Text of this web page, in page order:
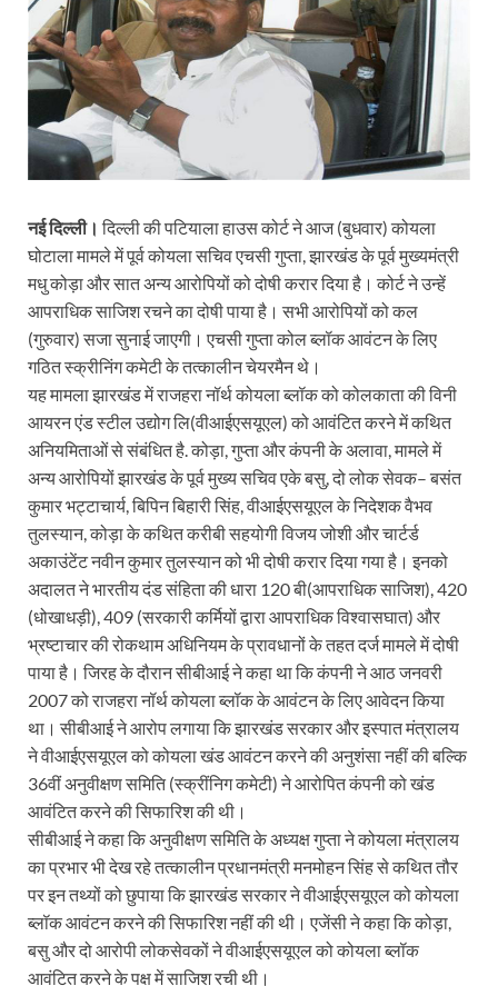
नई दिल्ली। दिल्ली की पटियाला हाउस कोर्ट ने आज (बुधवार) कोयला
घोटाला मामले में पूर्व कोयला सचिव एचसी गुप्ता, झारखंड के पूर्व मुख्यमंत्री
मधु कोड़ा और सात अन्य आरोपियों को दोषी करार दिया है। कोर्ट ने उन्हें
आपराधिक साजिश रचने का दोषी पाया है। सभी आरोपियों को कल
(गुरुवार) सजा सुनाई जाएगी। एचसी गुप्ता कोल ब्लॉक आवंटन के लिए
गठित स्क्रीनिंग कमेटी के तत्कालीन चेयरमैन थे।
यह मामला झारखंड में राजहरा नॉर्थ कोयला ब्लॉक को कोलकाता की विनी
आयरन एंड स्टील उद्योग लि(वीआईएसयूएल) को आवंटित करने में कथित
अनियमिताओं से संबंधित है. कोड़ा, गुप्ता और कंपनी के अलावा, मामले में
अन्य आरोपियों झारखंड के पूर्व मुख्य सचिव एके बसु, दो लोक सेवक– बसंत
कुमार भट्टाचार्य, बिपिन बिहारी सिंह, वीआईएसयूएल के निदेशक वैभव
तुलस्यान, कोड़ा के कथित करीबी सहयोगी विजय जोशी और चार्टर्ड
अकाउंटेंट नवीन कुमार तुलस्यान को भी दोषी करार दिया गया है। इनको
अदालत ने भारतीय दंड संहिता की धारा 120 बी(आपराधिक साजिश), 420
(धोखाधड़ी), 409 (सरकारी कर्मियों द्वारा आपराधिक विश्वासघात) और
भ्रष्टाचार की रोकथाम अधिनियम के प्रावधानों के तहत दर्ज मामले में दोषी
पाया है। जिरह के दौरान सीबीआई ने कहा था कि कंपनी ने आठ जनवरी
2007 को राजहरा नॉर्थ कोयला ब्लॉक के आवंटन के लिए आवेदन किया
था। सीबीआई ने आरोप लगाया कि झारखंड सरकार और इस्पात मंत्रालय
ने वीआईएसयूएल को कोयला खंड आवंटन करने की अनुशंसा नहीं की बल्कि
36वीं अनुवीक्षण समिति (स्क्रींनिग कमेटी) ने आरोपित कंपनी को खंड
आवंटित करने की सिफारिश की थी।
सीबीआई ने कहा कि अनुवीक्षण समिति के अध्यक्ष गुप्ता ने कोयला मंत्रालय
का प्रभार भी देख रहे तत्कालीन प्रधानमंत्री मनमोहन सिंह से कथित तौर
पर इन तथ्यों को छुपाया कि झारखंड सरकार ने वीआईएसयूएल को कोयला
ब्लॉक आवंटन करने की सिफारिश नहीं की थी। एजेंसी ने कहा कि कोड़ा,
बसु और दो आरोपी लोकसेवकों ने वीआईएसयूएल को कोयला ब्लॉक
आवंटित करने के पक्ष में साजिश रची थी।